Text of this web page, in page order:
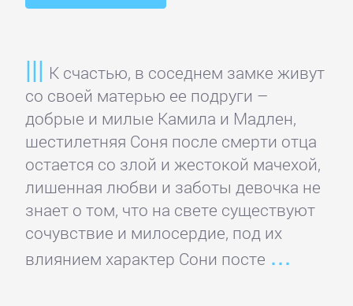
К счастью, в соседнем замке живут
со своей матерью ее подруги –
добрые и милые Камила и Мадлен,
шестилетняя Соня после смерти отца
остается со злой и жестокой мачехой,
лишенная любви и заботы девочка не
знает о том, что на свете существуют
сочувствие и милосердие, под их
влиянием характер Сони посте
ПДД
Воспитание
детей
Дом
и
Семья:
прочее